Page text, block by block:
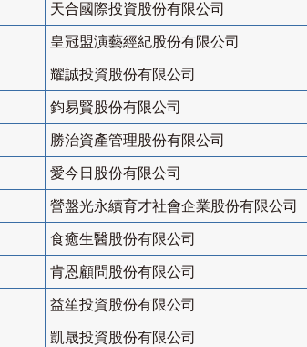
天合國際投資股份有限公司
皇冠盟演藝經紀股份有限公司
耀誠投資股份有限公司
鈞易賢股份有限公司
勝治資產管理股份有限公司
愛今日股份有限公司
營盤光永續育才社會企業股份有限公司
食癒生醫股份有限公司
肯恩顧問股份有限公司
益笙投資股份有限公司
凱晟投資股份有限公司